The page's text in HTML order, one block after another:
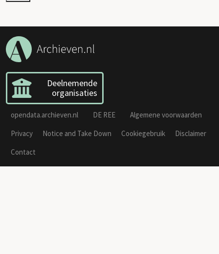
Deelnemende
organisaties
opendata.archieven.nl DE REE
Algemene voorwaarden
Privacy
Notice and Take Down Cookiegebruik
Disclaimer
Contact